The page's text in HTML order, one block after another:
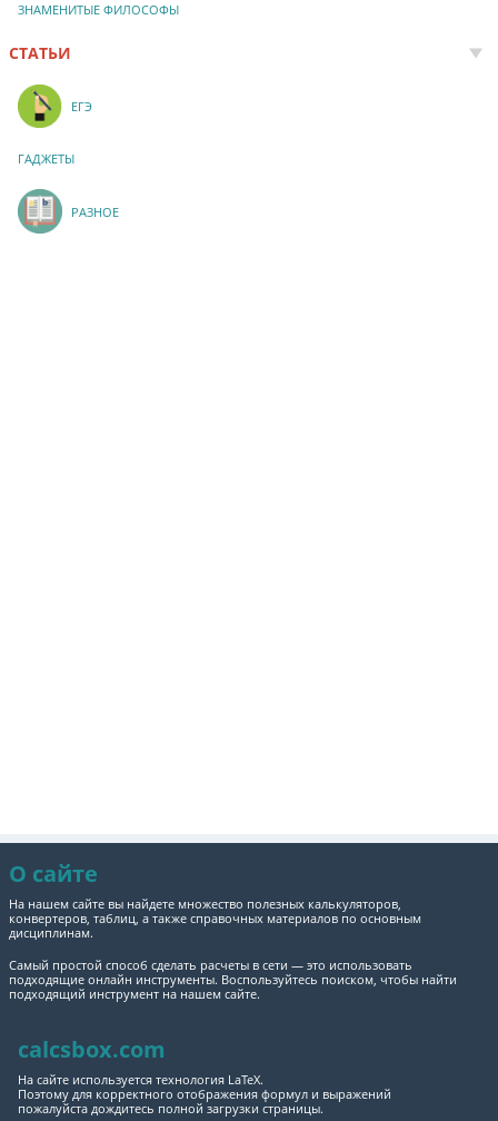
ЗНАМЕНИТЫЕ ФИЛОСОФЫ
СТАТЬИ
ЕГЭ
ГАДЖЕТЫ
РАЗНОЕ
О сайте
На нашем сайте вы найдете множество полезных калькуляторов,
конвертеров, таблиц, а также справочных материалов по основным
дисциплинам.
Самый простой способ сделать расчеты в сети — это использовать
подходящие онлайн инструменты. Воспользуйтесь поиском, чтобы найти
подходящий инструмент на нашем сайте.
calcsbox.com
На сайте используется технология LaTeX.
Поэтому для корректного отображения формул и выражений
пожалуйста дождитесь полной загрузки страницы.